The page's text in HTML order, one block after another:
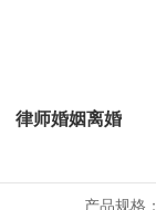
律师婚姻离婚
产品规格：